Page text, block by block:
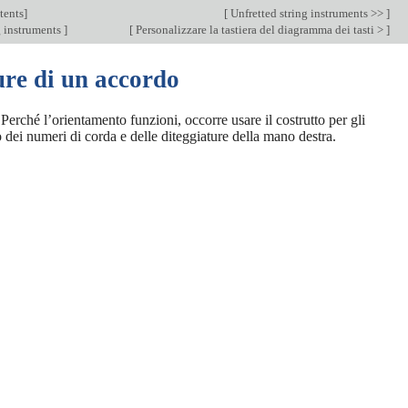
] [ Unfretted string instruments >> ]
instruments ] [ Personalizzare la tastiera del diagramma dei tasti > ]
di un accordo
l’orientamento funzioni, occorre usare il costrutto per gli
numeri di corda e delle diteggiature della mano destra.